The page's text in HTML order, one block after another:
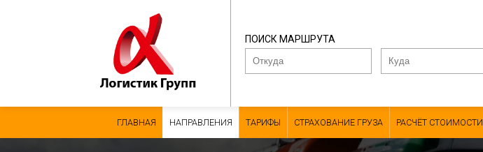
ПОИСК МАРШРУТА
ГЛАВНАЯ НАПРАВЛЕНИЯ ТАРИФЫ СТРАХОВАНИЕ ГРУЗА РАСЧЁТ СТОИМОСТИ